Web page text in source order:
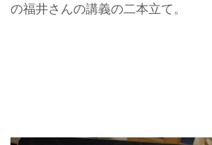
の福井さんの講義の二本立て。